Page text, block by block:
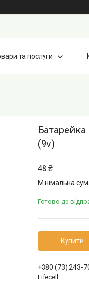
та послуги
(9v)
48 ₴
Мінімальна
Готово до
Купити
+380 (73) 243-
Lifecell